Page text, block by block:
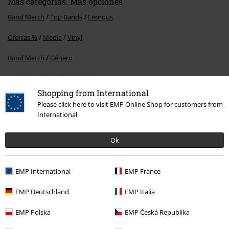
Shopping from International
Please click here to visit EMP Online Shop for customers from
International
Ok
EMP International EMP France
EMP Deutschland EMP Italia
EMP Polska EMP Česká Republika
Band Merch Top Bands Leprous
Ofertas % Media Vinyl
Band Merch Género
Band Merch Media Vinilo
descuento
E-mail Newsletter
¡Cheque regalo del 15% de descuento,
suscríbete ahora!Más
Doy mi consentimiento para recibir la newsletter de EMP y acepto que